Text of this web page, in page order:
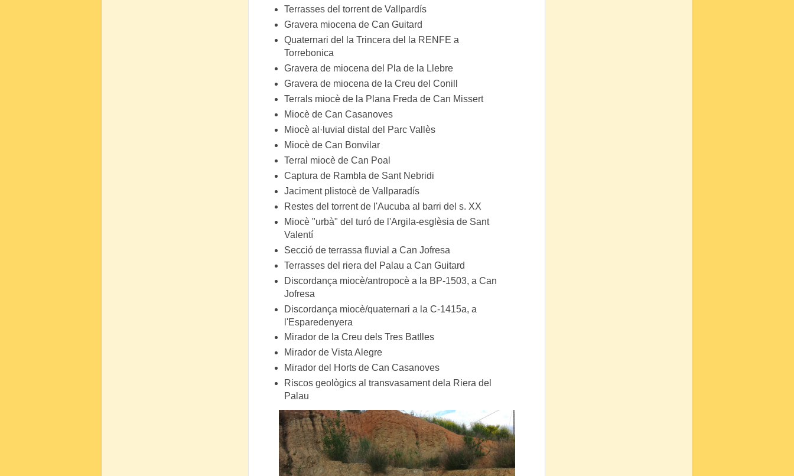
Terrasses del torrent de Vallpardís
Gravera miocena de Can Guitard
Quaternari del la Trincera del la RENFE a
Torrebonica
Gravera de miocena del Pla de la Llebre
Gravera de miocena de la Creu del Conill
Terrals miocè de la Plana Freda de Can Missert
Miocè de Can Casanoves
Miocè al·luvial distal del Parc Vallès
Miocè de Can Bonvilar
Terral miocè de Can Poal
Captura de Rambla de Sant Nebridi
Jaciment plistocè de Vallparadís
Restes del torrent de l'Aucuba al barri del s. XX
Miocè "urbà" del turó de l'Argila-esglèsia de Sant
Valentí
Secció de terrassa fluvial a Can Jofresa
Terrasses del riera del Palau a Can Guitard
Discordança miocè/antropocè a la BP-1503, a Can
Jofresa
Discordança miocè/quaternari a la C-1415a, a
l'Esparedenyera
Mirador de la Creu dels Tres Batlles
Mirador de Vista Alegre
Mirador del Horts de Can Casanoves
Riscos geològics al transvasament dela Riera del
Palau